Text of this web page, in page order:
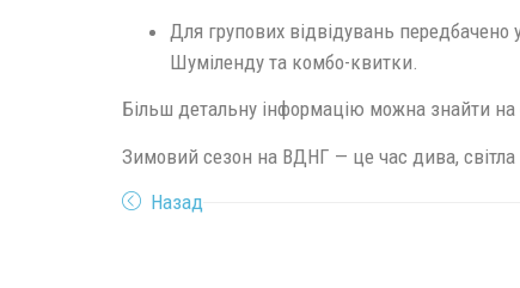
Для групових відвідувань
Шуміленду та комбо-квитки.
Більш детальну інформацію можна знайти на
Зимовий сезон на ВДНГ — це час дива, світла
Назад